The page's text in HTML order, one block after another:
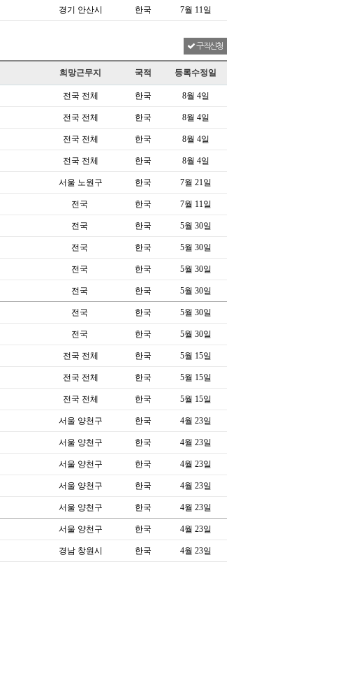
경기 안산시 한국 7월 11일
구직신청
희망근무지 국적 등록수정일
전국 전체 한국 8월 4일
전국 전체 한국 8월 4일
전국 전체 한국 8월 4일
전국 전체 한국 8월 4일
서울 노원구 한국 7월 21일
전국 한국 7월 11일
전국 한국 5월 30일
전국 한국 5월 30일
전국 한국 5월 30일
전국 한국 5월 30일
전국 한국 5월 30일
전국 한국 5월 30일
전국 전체 한국 5월 15일
전국 전체 한국 5월 15일
전국 전체 한국 5월 15일
서울 양천구 한국 4월 23일
서울 양천구 한국 4월 23일
서울 양천구 한국 4월 23일
서울 양천구 한국 4월 23일
서울 양천구 한국 4월 23일
서울 양천구 한국 4월 23일
경남 창원시 한국 4월 23일